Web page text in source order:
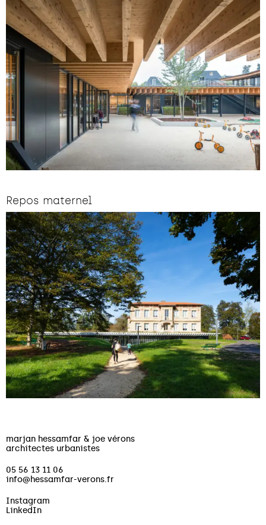
Repos maternel
marjan hessamfar & joe vérons
architectes urbanistes
05 56 13 11 06
info@hessamfar-verons.fr
Instagram
LinkedIn